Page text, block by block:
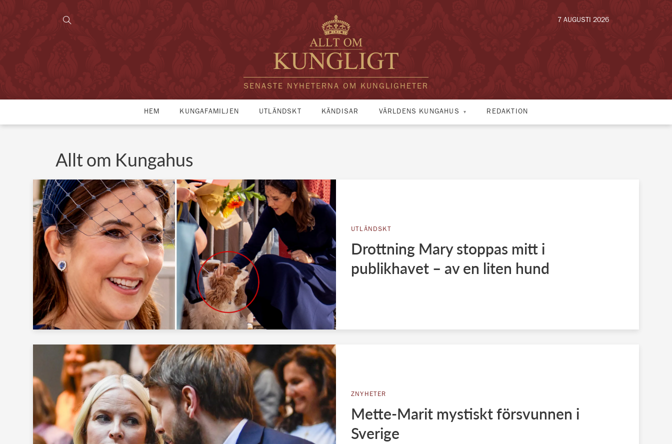
SENASTE NYHETERNA OM KUNGLIGHETER
7 AUGUSTI 2026
HEM KUNGAFAMILJEN UTLÄNDSKT KÄNDISAR VÄRLDENS KUNGAHUS REDAKTION
Allt om Kungahus
UTLÄNDSKT
Drottning Mary stoppas mitt i
publikhavet – av en liten hund
ZNYHETER
Mette-Marit mystiskt försvunnen i
Sverige